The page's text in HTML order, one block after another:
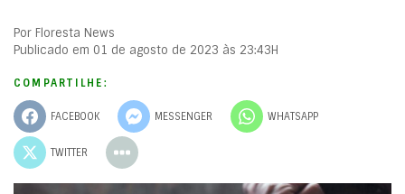
Por Floresta News
Publicado em 01 de agosto de 2023 às 23:43H
COMPARTILHE:
FACEBOOK MESSENGER WHATSAPP
TWITTER